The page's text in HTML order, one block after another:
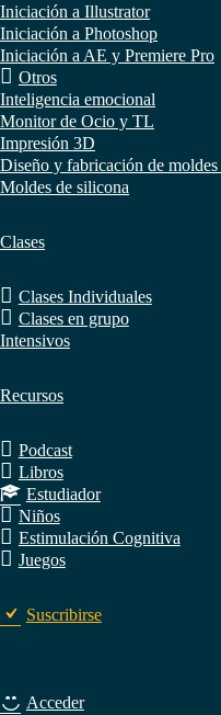
Iniciación a Illustrator
Iniciación a Photoshop
Iniciación a AE y Premiere Pro
Otros
Inteligencia emocional
Monitor de Ocio y TL
Impresión 3D
Diseño y fabricación de moldes
Moldes de silicona
Clases
Clases Individuales
Clases en grupo
Intensivos
Recursos
Podcast
Libros
Estudiador
Niños
Estimulación Cognitiva
Juegos
Suscribirse
Acceder